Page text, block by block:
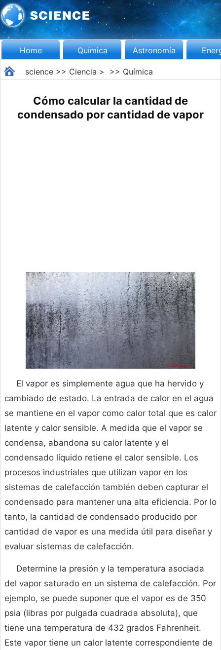
Home Química Astronomía
science>> Ciencia > >> Química
Cómo calcular la cantidad de
condensado por cantidad de vapor
El vapor es simplemente agua que ha hervido y
cambiado de estado. La entrada de calor en el agua
se mantiene en el vapor como calor total que es calor
latente y calor sensible. A medida que el vapor se
condensa, abandona su calor latente y el
condensado líquido retiene el calor sensible. Los
procesos industriales que utilizan vapor en los
sistemas de calefacción también deben capturar el
condensado para mantener una alta eficiencia. Por lo
tanto, la cantidad de condensado producido por
cantidad de vapor es una medida útil para diseñar y
evaluar sistemas de calefacción.
Determine la presión y la temperatura asociada
del vapor saturado en un sistema de calefacción. Por
ejemplo, se puede suponer que el vapor es de 350
psia (libras por pulgada cuadrada absoluta), que
tiene una temperatura de 432 grados Fahrenheit.
Este vapor tiene un calor latente correspondiente de